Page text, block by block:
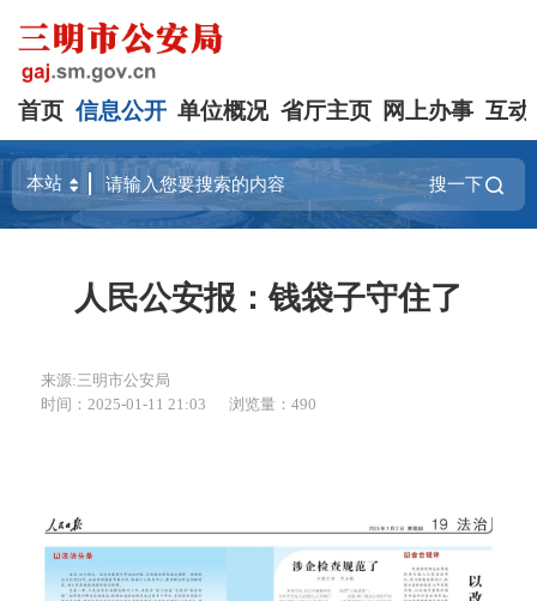
首页 信息公开 单位概况 省厅主页 网上办事 互动
搜一下
人民公安报：钱袋子守住了
来源:三明市公安局
时间：2025-01-11 21:03
浏览量：490